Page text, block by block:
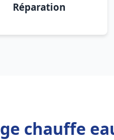
Réparation
chauffe